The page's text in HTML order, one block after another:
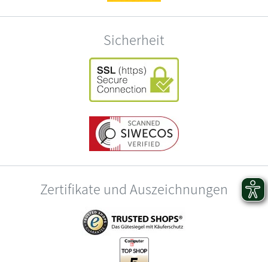
Sicherheit
Zertifikate und Auszeichnungen